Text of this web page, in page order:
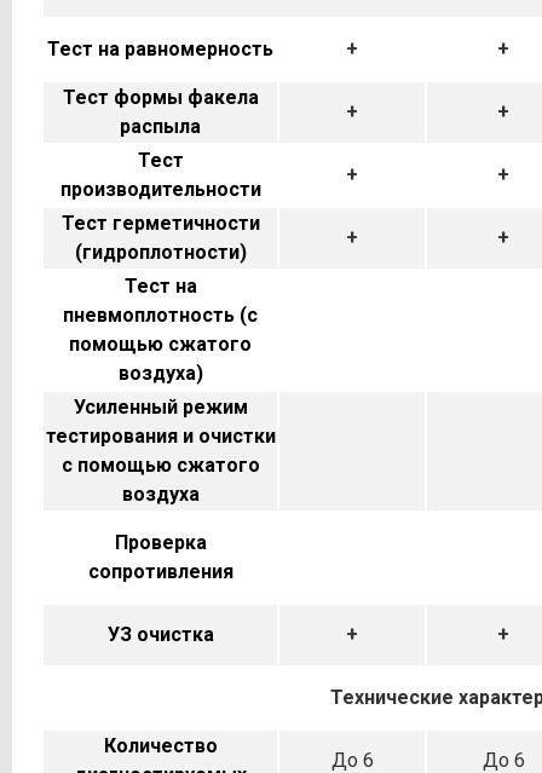
Тест на равномерность + +
Тест формы факела
распыла
+ +
Тест
производительности
+ +
Тест герметичности
(гидроплотности)
+ +
Тест на
пневмоплотность (с
помощью сжатого
воздуха)
Усиленный режим
тестирования и очистки
с помощью сжатого
воздуха
Проверка
сопротивления
УЗ очистка + +
Технические
Количество
До 6 До 6